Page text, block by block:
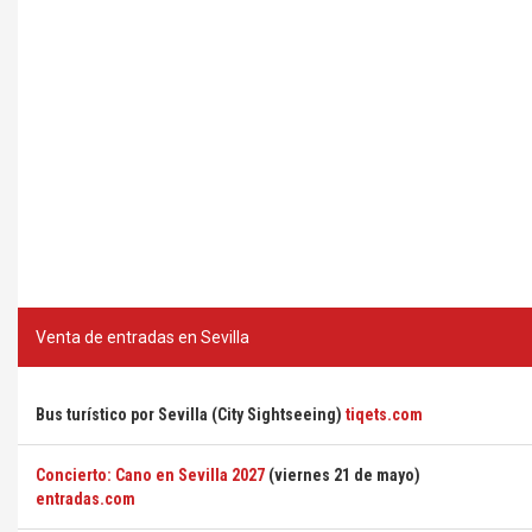
Venta de entradas en Sevilla
Bus turístico por Sevilla (City Sightseeing) tiqets.com
Concierto: Cano en Sevilla 2027 (viernes 21 de mayo)
entradas.com